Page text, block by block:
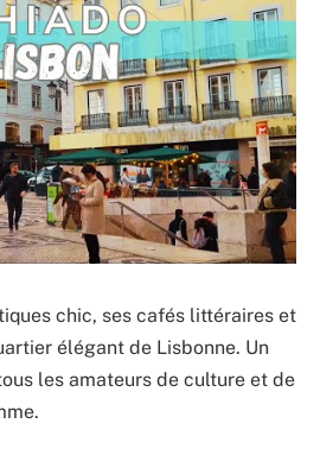
chic, ses cafés littéraires et
élégant de Lisbonne. Un
les amateurs de culture et de